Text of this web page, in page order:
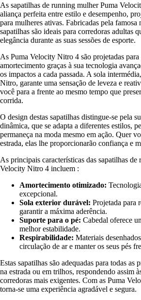
As sapatilhas de running mulher Puma
aliança perfeita entre estilo e desempenho,
para mulheres ativas. Fabricadas pela famosa
sapatilhas são ideais para corredoras adultas
elegância durante as suas sessões de esporte.
As Puma Velocity Nitro 4 são projetadas
amortecimento graças à sua tecnologia
os impactos a cada passada. A sola
Nitro, garante uma sensação de leveza e
você para a frente ao mesmo tempo que
corrida.
O design destas sapatilhas distingue-se pela
dinâmica, que se adapta a diferentes estilos,
permaneça na moda mesmo em ação. Quer
estrada, elas lhe proporcionarão confiança e
As principais características das sapatilhas
Velocity Nitro 4 incluem :
Amortecimento otimizado:
excepcional.
Sola exterior durável: Projetada para
garantir a máxima aderência.
Suporte para o pé: Cabedal oferece
melhor estabilidade.
Respirabilidade: Materiais
circulação de ar e manter os seus pés
Estas sapatilhas são adequadas para todas as
na estrada ou em trilhos, respondendo assim
corredoras mais exigentes. Com as Puma
torna-se uma experiência agradável e segura.